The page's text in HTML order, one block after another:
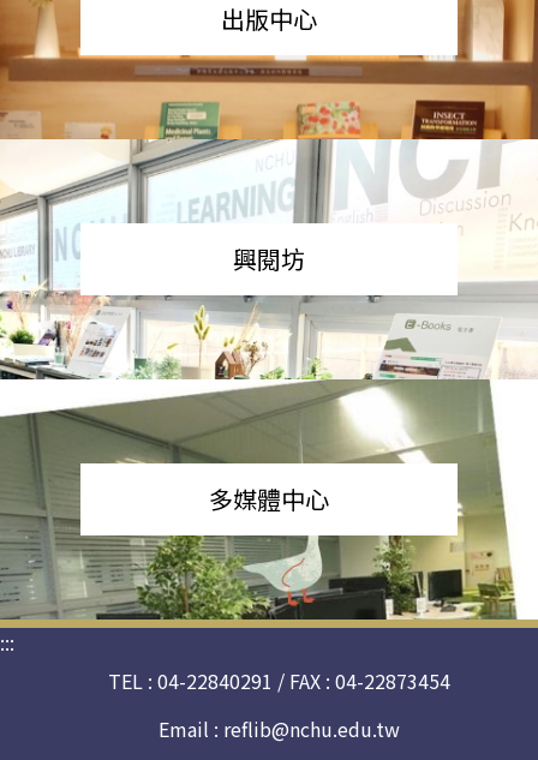
出版中心
興閱坊
多媒體中心
:::
TEL : 04-22840291 / FAX : 04-22873454
Email : reflib@nchu.edu.tw